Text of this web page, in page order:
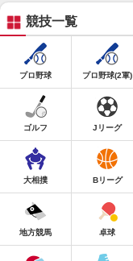
競技一覧
プロ野球 プロ野球(2軍)
ゴルフ Jリーグ
大相撲 Bリーグ
地方競馬 卓球